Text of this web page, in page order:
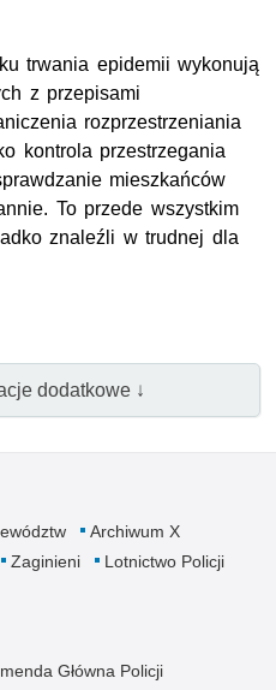
trwania epidemii wykonują
z przepisami
rozprzestrzeniania
kontrola przestrzegania
mieszkańców
To przede wszystkim
znaleźli w trudnej dla
dodatkowe ↓
Archiwum X
Zaginieni
Lotnictwo Policji
Główna Policji